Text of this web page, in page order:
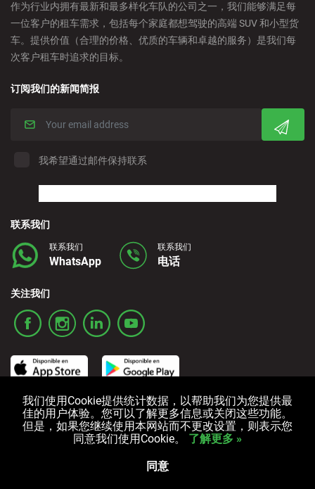
作为行业内拥有最新和最多样化车队的公司之一，我们能够满足每
一位客户的租车需求，包括每个家庭都想驾驶的高端 SUV 和小型货
车。提供价值（合理的价格、优质的车辆和卓越的服务）是我们每
次客户租车时追求的目标。
订阅我们的新闻简报
我希望通过邮件保持联系
联系我们
联系我们
WhatsApp
联系我们
电话
关注我们
ご利用条件 プライバシーポリシー クッキーポリシー
版权所有 © 2006-2024 Alquicoche 租车
我们使用Cookie提供统计数据，以帮助我们为您提供最
佳的用户体验。您可以了解更多信息或关闭这些功能。
但是，如果您继续使用本网站而不更改设置，则表示您
同意我们使用Cookie。
了解更多 »
同意